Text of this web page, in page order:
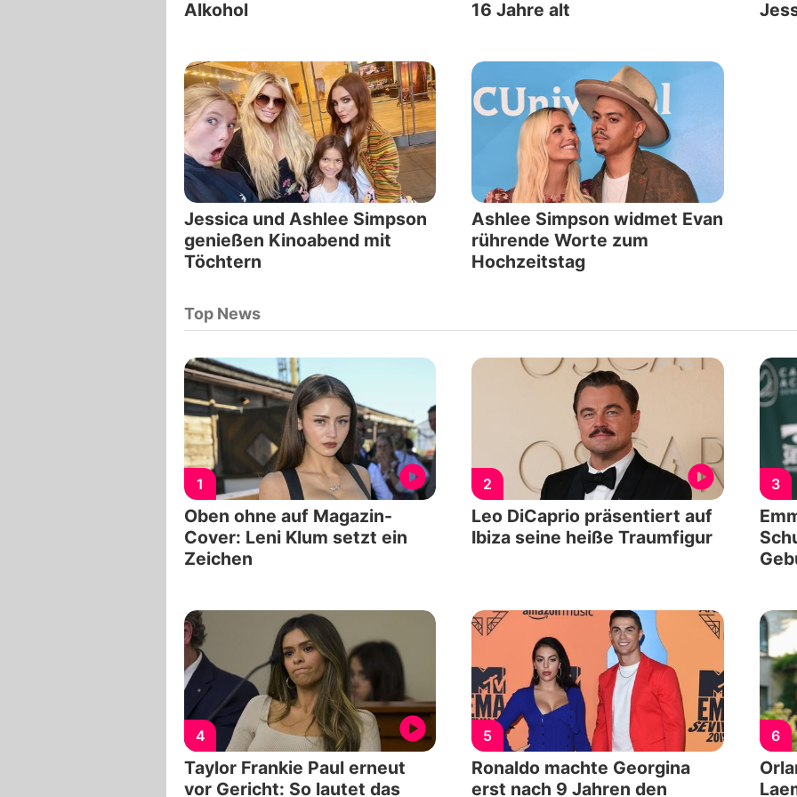
Alkohol 16 Jahre alt
Jessica und Ashlee Simpson
genießen Kinoabend mit
Töchtern
Ashlee Simpson widmet Evan
rührende Worte zum
Hochzeitstag
Top News
1
Oben ohne auf Magazin-
Cover: Leni Klum setzt ein
Zeichen
2
Leo DiCaprio präsentiert auf
Ibiza seine heiße Traumfigur
3
4
Taylor Frankie Paul erneut
vor Gericht: So lautet das
5
Ronaldo machte Georgina
erst nach 9 Jahren den
6